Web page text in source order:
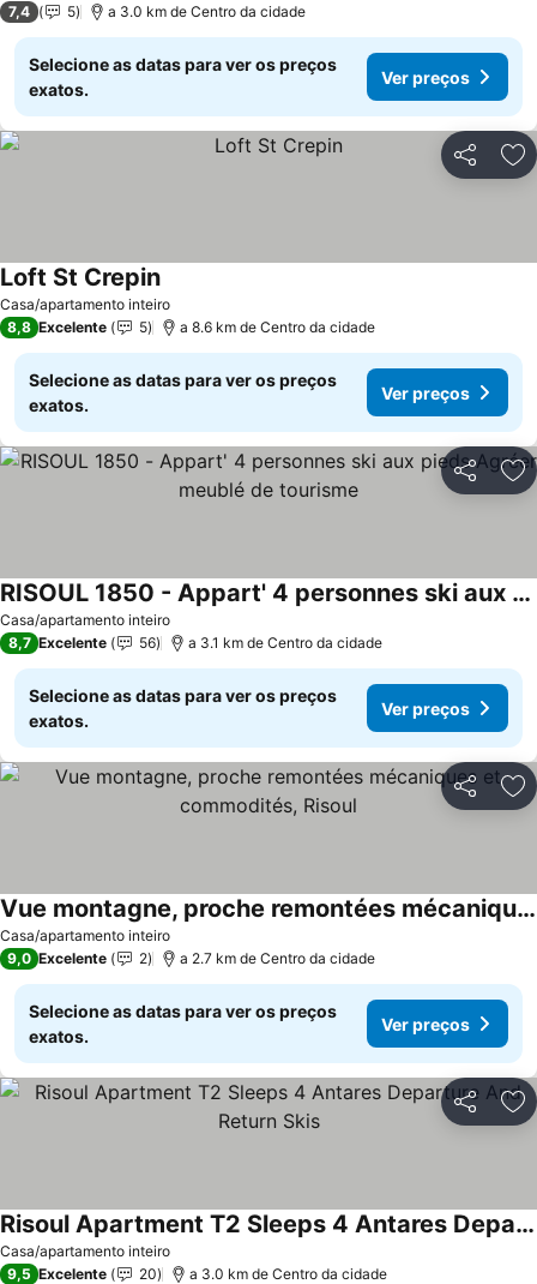
7,4 5 a 3.0 km de Centro da cidade
Selecione as datas para ver os preços
exatos.
Ver preços
Partilhar
Casa/apartamento inteiro
Loft St Crepin
8,8 Excelente 5 a 8.6 km de Centro da cidade
Selecione as datas para ver os preços
exatos.
Ver preços
Partilhar
Casa/apartamento inteiro
RISOUL 1850 - Appart' 4 personnes ski aux pieds Agréer meublé de tourisme
8,7 Excelente 56 a 3.1 km de Centro da cidade
Selecione as datas para ver os preços
exatos.
Ver preços
Partilhar
Casa/apartamento inteiro
Vue montagne, proche remontées mécaniques et commodités, Risoul
9,0 Excelente 2 a 2.7 km de Centro da cidade
Selecione as datas para ver os preços
exatos.
Ver preços
Partilhar
Casa/apartamento inteiro
Risoul Apartment T2 Sleeps 4 Antares Departure And Return Skis
9,5 Excelente 20 a 3.0 km de Centro da cidade